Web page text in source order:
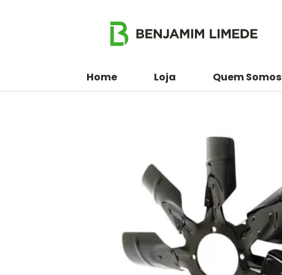
Home Loja Quem Somos